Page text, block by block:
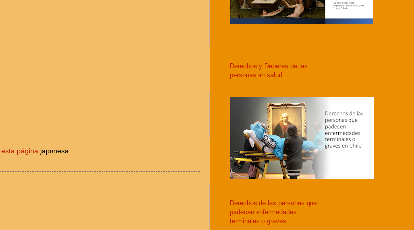
esta página japonesa
Derechos y Deberes de las
personas en salud
Derechos de las personas que
padecen enfermedades
terminales o graves